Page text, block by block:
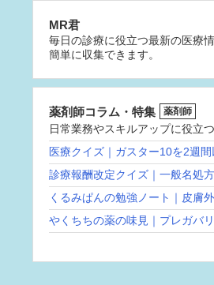
MR君
毎日の診療に役立つ最新の医療
簡単に収集できます。
薬剤師コラム・特集 薬剤師
日常業務やスキルアップに役立つ
医療クイズ｜ガスター10を2週
診療報酬改定クイズ｜一般名処
くるみぱんの勉強ノート｜皮膚
やくちちの薬の味見｜プレガバ